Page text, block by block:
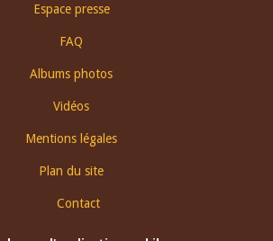
Espace presse
FAQ
Albums photos
Vidéos
Mentions légales
Plan du site
Contact